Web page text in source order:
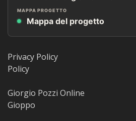
MAPPA PROGETTO
Mappa del progetto
Privacy Policy
Policy
Giorgio Pozzi Online
Gioppo